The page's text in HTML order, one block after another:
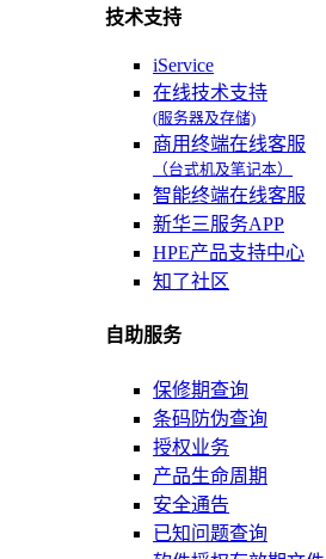
技术支持
iService
在线技术支持
(服务器及存储)
商用终端在线客服
（台式机及笔记本）
智能终端在线客服
新华三服务APP
HPE产品支持中心
知了社区
自助服务
保修期查询
条码防伪查询
授权业务
产品生命周期
安全通告
已知问题查询